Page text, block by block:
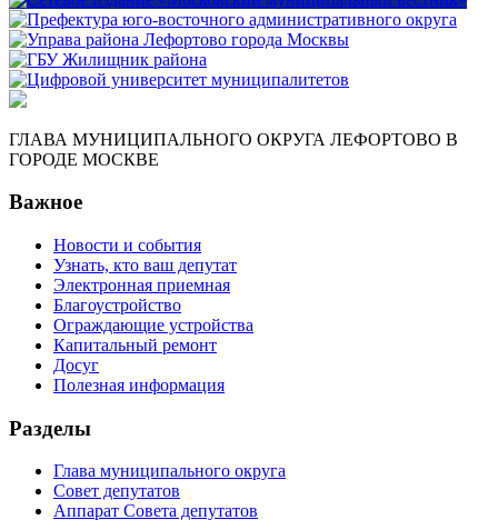
ГЛАВА МУНИЦИПАЛЬНОГО ОКРУГА ЛЕФОРТОВО В
ГОРОДЕ МОСКВЕ
Важное
Новости и события
Узнать, кто ваш депутат
Электронная приемная
Благоустройство
Ограждающие устройства
Капитальный ремонт
Досуг
Полезная информация
Разделы
Глава муниципального округа
Совет депутатов
Аппарат Совета депутатов